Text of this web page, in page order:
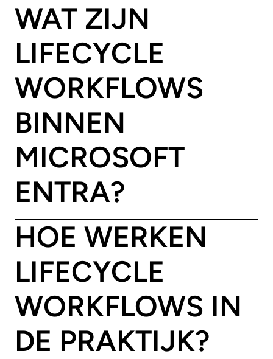
WAT ZIJN
LIFECYCLE
WORKFLOWS
BINNEN
MICROSOFT
ENTRA?
HOE WERKEN
LIFECYCLE
WORKFLOWS IN
DE PRAKTIJK?